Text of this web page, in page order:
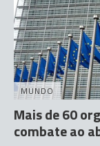
MUNDO
Mais de 60
combate ao